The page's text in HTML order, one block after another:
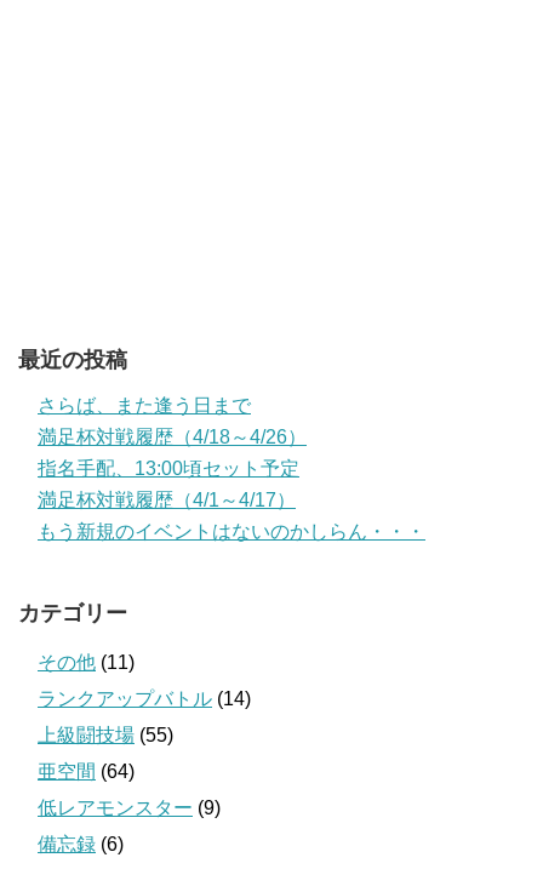
最近の投稿
さらば、また逢う日まで
満足杯対戦履歴（4/18～4/26）
指名手配、13:00頃セット予定
満足杯対戦履歴（4/1～4/17）
もう新規のイベントはないのかしらん・・・
カテゴリー
その他 (11)
ランクアップバトル (14)
上級闘技場 (55)
亜空間 (64)
低レアモンスター (9)
備忘録 (6)